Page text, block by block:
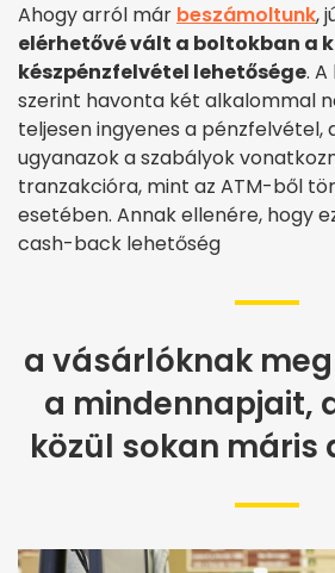
Ahogy arról már beszámoltunk,
elérhetővé vált a boltokban a
készpénzfelvétel lehetősége.
szerint havonta két alkalommal
teljesen ingyenes a pénzfelvétel,
ugyanazok a szabályok
tranzakcióra, mint az ATM-ből
esetében. Annak ellenére, hogy
cash-back lehetőség
a vásárlóknak
a mindennapjait,
közül sokan máris